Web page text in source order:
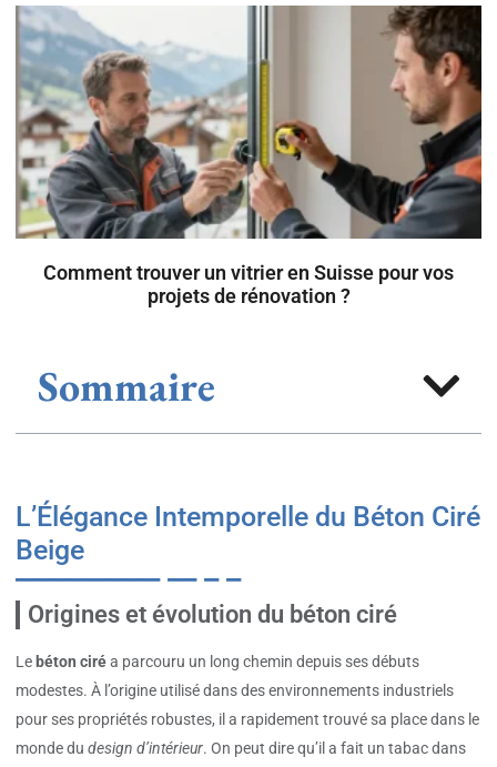
Comment trouver un vitrier en Suisse pour vos
projets de rénovation ?
Sommaire
L’Élégance Intemporelle du Béton Ciré
Beige
Origines et évolution du béton ciré
Le béton ciréa parcouru un long chemin depuis ses débuts
modestes. À l’origine utilisé dans des environnements industriels
pour ses propriétés robustes, il a rapidement trouvé sa place dans le
monde du design d’intérieur. On peut dire qu’il a fait un tabac dans